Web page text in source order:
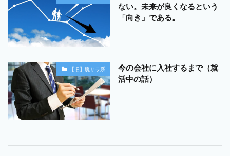
ない。未来が良くなるという
「向き」である。
【旧】脱サラ系
今の会社に入社するまで（就
活中の話）